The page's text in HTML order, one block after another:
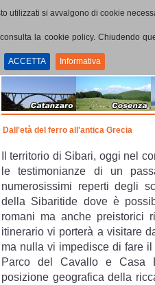
utilizzati si avvalgono di cookie
la cookie policy. Chiudendo
ACCETTA Informativa
Dall'età del ferro all'antica Grecia
Il territorio di Sibari, oggi nel
le testimonianze di un
numerosissimi reperti degli
della Sibaritide dove è
romani ma anche preistorici
itinerario vi porterà a visitare
ma nulla vi impedisce di fare
Parco del Cavallo e Casa
posizione geografica della